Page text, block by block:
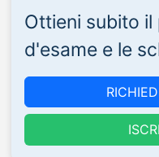
Ottieni subito
d'esame e le